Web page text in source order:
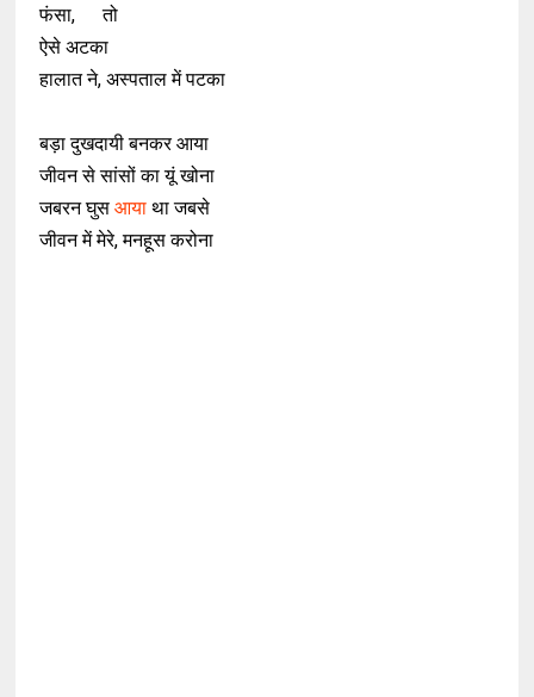
फंसा, तो
ऐसे अटका
हालात ने, अस्पताल में पटका
बड़ा दुखदायी बनकर आया
जीवन से सांसों का यूं खोना
जबरन घुसआयाथा जबसे
जीवन में मेरे, मनहूस करोना